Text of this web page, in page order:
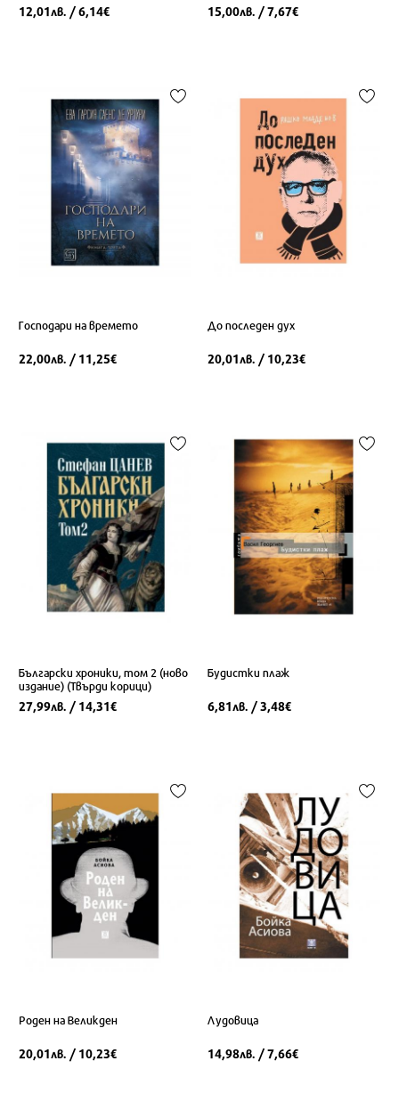
12,01лв. / 6,14€ 15,00лв. / 7,67€
Господари на времето
22,00лв. / 11,25€
До последен дух
20,01лв. / 10,23€
Български хроники, том 2 (ново
издание) (Твърди корици)
27,99лв. / 14,31€
Будистки плаж
6,81лв. / 3,48€
Роден на Великден
20,01лв. / 10,23€
Лудовица
14,98лв. / 7,66€